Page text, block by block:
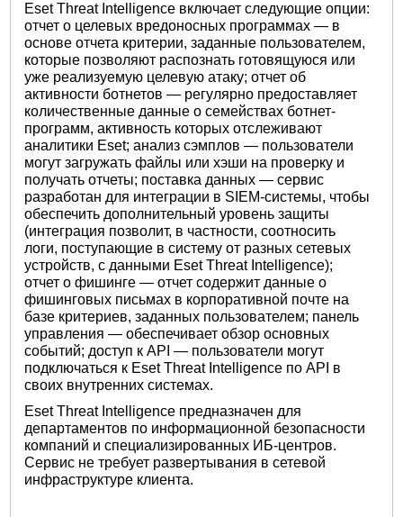
Eset Threat Intelligence включает следующие опции:
отчет о целевых вредоносных программах — в
основе отчета критерии, заданные пользователем,
которые позволяют распознать готовящуюся или
уже реализуемую целевую атаку; отчет об
активности ботнетов — регулярно предоставляет
количественные данные о семействах ботнет-
программ, активность которых отслеживают
аналитики Eset; анализ сэмплов — пользователи
могут загружать файлы или хэши на проверку и
получать отчеты; поставка данных — сервис
разработан для интеграции в SIEM-системы, чтобы
обеспечить дополнительный уровень защиты
(интеграция позволит, в частности, соотносить
логи, поступающие в систему от разных сетевых
устройств, с данными Eset Threat Intelligence);
отчет о фишинге — отчет содержит данные о
фишинговых письмах в корпоративной почте на
базе критериев, заданных пользователем; панель
управления — обеспечивает обзор основных
событий; доступ к API — пользователи могут
подключаться к Eset Threat Intelligence по API в
своих внутренних системах.
Eset Threat Intelligence предназначен для
департаментов по информационной безопасности
компаний и специализированных ИБ-центров.
Сервис не требует развертывания в сетевой
инфраструктуре клиента.